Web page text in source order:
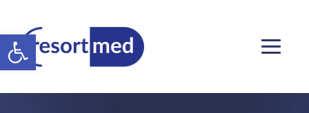
Otwórz pasek narzędzi